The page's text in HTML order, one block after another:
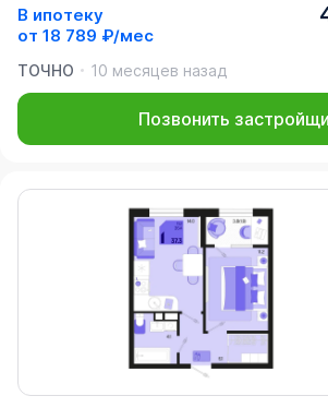
В ипотеку
от 18 789 ₽/мес
ТОЧНО
10 месяцев назад
Позвонить